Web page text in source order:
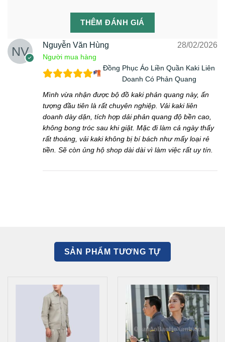
THÊM ĐÁNH GIÁ
Nguyễn Văn Hùng
Người mua hàng
28/02/2026
Đồng Phục Áo Liền Quần Kaki Liên
Doanh Có Phản Quang
Mình vừa nhận được bộ đồ kaki phản quang này, ấn
tượng đầu tiên là rất chuyên nghiệp. Vải kaki liên
doanh dày dặn, tích hợp dải phản quang độ bền cao,
không bong tróc sau khi giặt. Mặc đi làm cả ngày thấy
rất thoáng, vải kaki không bị bí bách như mấy loại rẻ
tiền. Sẽ còn ủng hộ shop dài dài vì làm việc rất uy tín.
SẢN PHẨM TƯƠNG TỰ